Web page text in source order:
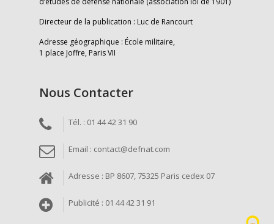
Directeur de la publication : Luc de Rancourt
Adresse géographique : École militaire,
1 place Joffre, Paris VII
Nous Contacter
Tél. : 01 44 42 31 90
Email : contact@defnat.com
Adresse : BP 8607, 75325 Paris cedex 07
Publicité : 01 44 42 31 91